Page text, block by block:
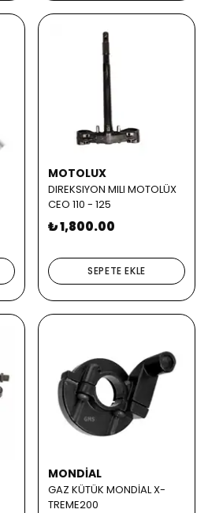
MOTOLUX
DIREKSIYON MILI MOTOLÜX
CEO 110 - 125
₺ 1,800.00
SEPETE EKLE
MONDİAL
GAZ KÜTÜK MONDİAL X-
TREME200